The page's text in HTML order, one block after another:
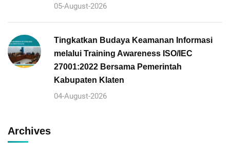
05-August-2026
Tingkatkan Budaya Keamanan Informasi
melalui Training Awareness ISO/IEC
27001:2022 Bersama Pemerintah
Kabupaten Klaten
04-August-2026
Archives